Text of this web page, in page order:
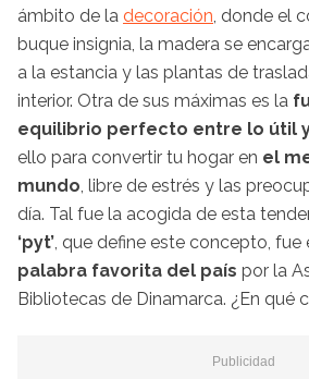
ámbito de la decoración, donde el
buque insignia, la madera se
a la estancia y las plantas de
interior. Otra de sus máximas es la
equilibrio perfecto entre lo útil
ello para convertir tu hogar en el
mundo, libre de estrés y las
día. Tal fue la acogida de esta
‘pyt’, que define este concepto,
palabra favorita del país por la
Bibliotecas de Dinamarca. ¿En qué